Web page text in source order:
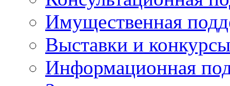
Имущественная
Выставки и конкурсы
Информационная